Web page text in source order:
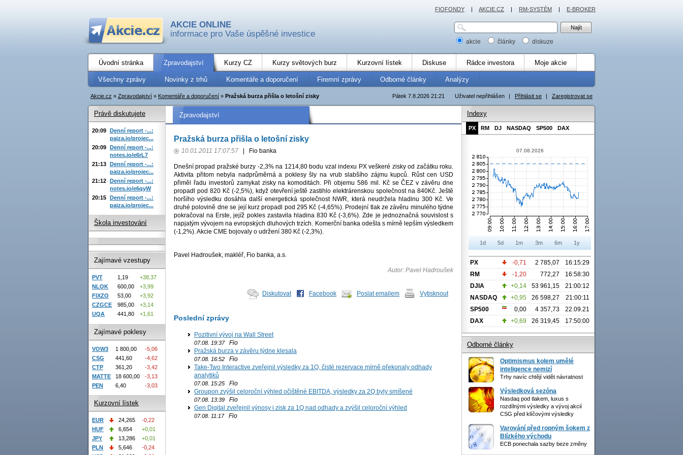
AKCIE ONLINE
informace pro Vaše úspěšné investice
akcie články diskuze
Úvodní stránka Zpravodajství Kurzy CZ Kurzy světových burz Kurzovní lístek Diskuse Rádce investora Moje akcie
Všechny zprávy Novinky z trhů Komentáře a doporučení Firemní zprávy Odborné články Analýzy
Uživatel nepřihlášen | Přihlásit se | Zaregistrovat se
Pátek 7.8.2026 21:21
Akcie.cz » Zpravodajství » Komentáře a doporučení » Pražská burza přišla o letošní zisky
Zpravodajství
Pražská burza přišla o letošní zisky
10.01.2011 17:07:57 Fio banka
Dnešní propad pražské burzy -2,3% na 1214,80 bodu vzal indexu PX veškeré zisky od začátku roku.
Aktivita přitom nebyla nadprůměrná a poklesy šly na vrub slabšího zájmu kupců. Růst cen USD
přiměl řadu investorů zamykat zisky na komoditách. Při objemu 586 mil. Kč se ČEZ v závěru dne
propadl pod 820 Kč (-2,5%), když otevření ještě zastihlo elektrárenskou společnost na 840Kč. Ještě
horšího výsledku dosáhla další energetická společnost NWR, která neudržela hladinu 300 Kč. Ve
druhé polovině dne se její kurz propadl pod 295 Kč (-4,65%). Prodejní tlak ze závěru minulého týdne
pokračoval na Erste, jejíž pokles zastavila hladina 830 Kč (-3,6%). Zde je jednoznačná souvislost s
napjatým vývojem na evropských dluhových trzích. Komerční banka odešla s mírně lepším výsledkem
(-1,2%). Akcie CME bojovaly o udržení 380 Kč (-2,3%).
Pavel Hadroušek, makléř, Fio banka, a.s.
Autor: Pavel Hadroušek
Diskutovat Facebook Poslat emailem Vytisknout
Poslední zprávy
Pozitivní vývoj na Wall Street
07.08. 19:37Fio
Pražská burza v závěru týdne klesala
07.08. 16:52 Fio
Take-Two Interactive zveřejnil výsledky za 1Q, čisté rezervace mírně překonaly odhady
analytiků
07.08. 15:25 Fio
Groupon zvýšil celoroční výhled očištěné EBITDA, výsledky za 2Q byly smíšené
07.08. 13:39 Fio
Gen Digital zveřejnil výnosy i zisk za 1Q nad odhady a zvýšil celoroční výhled
07.08. 11:17Fio
Právě diskutujete
20:09 Denní report -...:
paiza.io/projec...
20:09 Denní report -...:
notes.io/e6rL7
21:13 Denní report -...:
paiza.io/projec...
21:12 Denní report -...:
notes.io/e6qyW
20:15 Denní report -...:
paiza.io/projec...
Škola investování
Zajímavé vzestupy
PVT 1,19
+38,37
NLOK
600,00
+3,99
FIXZO
53,00
+3,92
CZGCE
985,00
+3,14
UQA
441,80 +1,61
Zajímavé poklesy
VOW3 1 800,00
-5,06
CSG
441,60
-4,62
CTP
361,20
-3,42
MATTE
18 600,00
-3,13
PEN
6,40 -3,03
Kurzovní lístek
EUR 24,265
-0,22
HUF
6,654
+0,01
JPY
13,286
+0,01
PLN
5,646
-0,24
Indexy
PX RM DJ NASDAQ SP500 DAX
07.08.2026
1d 5d 1m 3m 6m 1y
PX -0,71 2 785,07
16:15:29
RM
-1,20 772,27
16:58:30
DJIA
+0,14 53 961,15
21:00:12
NASDAQ
+0,95 26 598,27
21:00:11
SP500
0,00 4 357,73
22.09.21
DAX
+0,69 26 319,45 17:50:00
Odborné články
Optimismus kolem umělé
inteligence nemizí
Trhy navíc chtějí vidět návratnost
Výsledková sezóna
Nasdaq pod tlakem, luxus s
rozdílnými výsledky a vývoj akcií
CSG před klíčovými výsledky
Varování před ropným šokem z
Blízkého východu
ECB ponechala sazby beze změny
FIOFONDY | AKCIE.CZ | RM-SYSTÉM | E-BROKER